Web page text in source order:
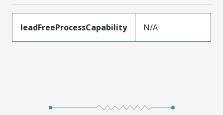
leadFreeProcessCapability N/A